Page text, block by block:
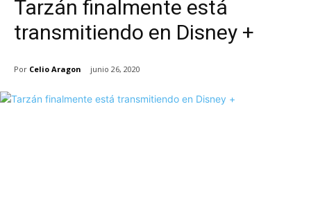
Tarzán finalmente está
transmitiendo en Disney +
Por Celio Aragon junio 26, 2020